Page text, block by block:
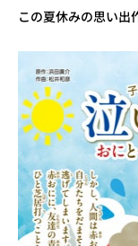
この夏休みの思い出